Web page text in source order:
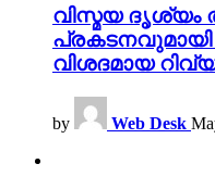
വിസ്മയ
വിശദമായ
by Web Desk